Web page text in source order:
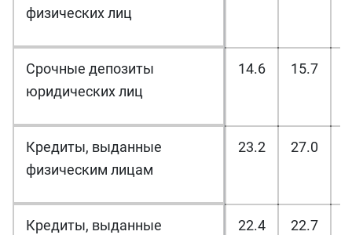
физических лиц
Срочные депозиты
юридических лиц
14.6 15.7
Кредиты, выданные
физическим лицам
23.2 27.0
Кредиты, выданные
22.4 22.7